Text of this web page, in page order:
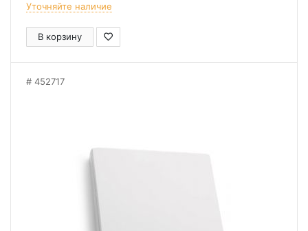
Уточняйте наличие
В корзину
452717